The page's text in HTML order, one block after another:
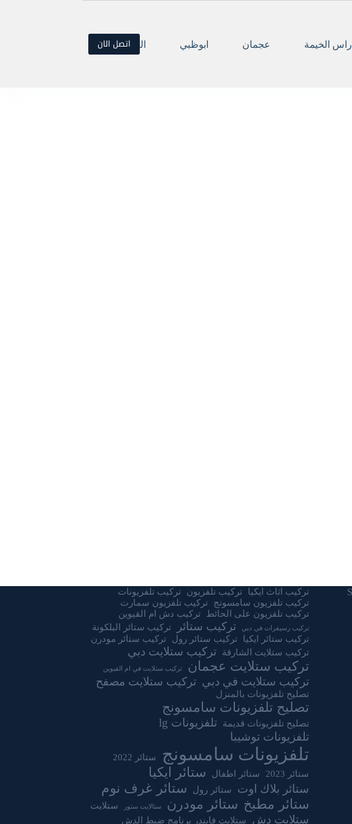
راس الخيمة عجمان ابوظبي العيناتصل الان
تركيب اثاث ايكيا تركيب تلفزيون
تركيب تلفزيونات
تركيب تلفزيون سامسونج
تركيب تلفزيون سمارت
تركيب تلفزيون على الحائط
تركيب دش ام القيوين
تركيب رسيفرات في دبي تركيب ستائر
تركيب ستائر البلكونة
تركيب ستائر ايكيا
تركيب ستائر رول
تركيب ستائر مودرن
تركيب ستلايت الشارقة
تركيب ستلايت دبي
تركيب ستلايت عجمان تركيب ستلايت في ام القيوين
تركيب ستلايت في دبي تركيب ستلايت مصفح
تصليح تلفزيونات بالمنزل
تصليح تلفزيونات سامسونج
تصليح تلفزيونات قديمة
تلفزيونات lg
تلفزيونات توشيبا
تلفزيونات سامسونج
ستائر 2022
ستائر 2023
ستائر اطفال ستائر ايكيا
ستائر بلاك اوت ستائر رول
ستائر غرف نوم
ستائر مطبخ ستائر مودرن ستالايت ستور ستلايت
ستلايت دش ستلايت فايندر برنامج ضبط الدش